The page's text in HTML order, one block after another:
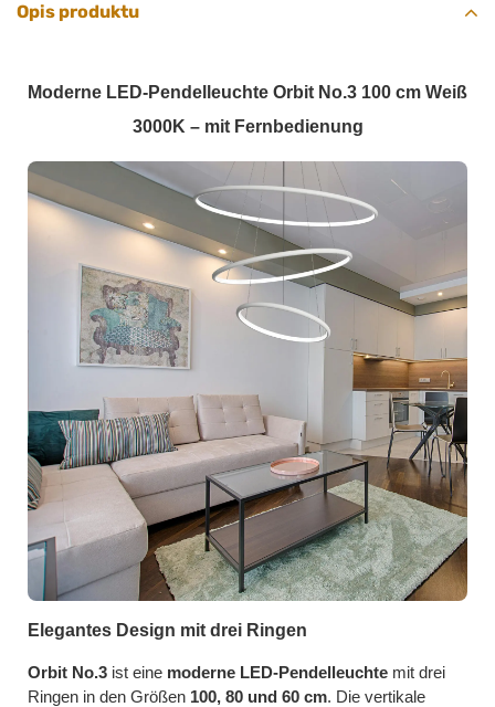
Opis produktu
Moderne LED-Pendelleuchte Orbit No.3 100 cm Weiß
3000K – mit Fernbedienung
Elegantes Design mit drei Ringen
Orbit No.3 ist eine moderne LED-Pendelleuchte mit drei
Ringen in den Größen 100, 80 und 60 cm. Die vertikale